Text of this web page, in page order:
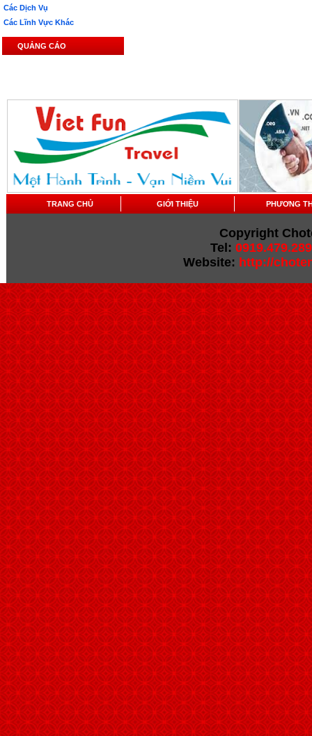
Các Dịch Vụ
Các Lĩnh Vực Khác
QUẢNG CÁO
TRANG CHỦ GIỚI THIỆU PHƯƠNG
Copyright
Tel: 0919.479.289
Website: http://